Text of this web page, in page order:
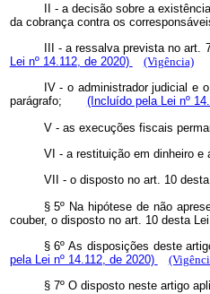
II - a decisão sobre a
da cobrança contra os
III - a ressalva prevista no
Lei nº 14.112, de 2020)
(Vigência)
IV - o administrador judicial e
parágrafo; (Incluído pela Lei nº
V - as execuções fiscais
VI - a restituição em dinheiro
VII - o disposto no art. 10
§ 5º Na hipótese de não
couber, o disposto no art. 10 desta
§ 6º As disposições deste
pela Lei nº 14.112, de 2020)
§ 7º O disposto neste artigo